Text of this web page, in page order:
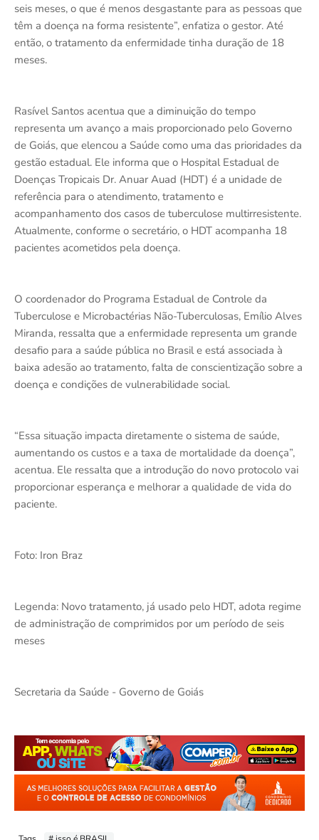
seis meses, o que é menos desgastante para as pessoas que
têm a doença na forma resistente”, enfatiza o gestor. Até
então, o tratamento da enfermidade tinha duração de 18
meses.
Rasível Santos acentua que a diminuição do tempo
representa um avanço a mais proporcionado pelo Governo
de Goiás, que elencou a Saúde como uma das prioridades da
gestão estadual. Ele informa que o Hospital Estadual de
Doenças Tropicais Dr. Anuar Auad (HDT) é a unidade de
referência para o atendimento, tratamento e
acompanhamento dos casos de tuberculose multirresistente.
Atualmente, conforme o secretário, o HDT acompanha 18
pacientes acometidos pela doença.
O coordenador do Programa Estadual de Controle da
Tuberculose e Microbactérias Não-Tuberculosas, Emílio Alves
Miranda, ressalta que a enfermidade representa um grande
desafio para a saúde pública no Brasil e está associada à
baixa adesão ao tratamento, falta de conscientização sobre a
doença e condições de vulnerabilidade social.
“Essa situação impacta diretamente o sistema de saúde,
aumentando os custos e a taxa de mortalidade da doença”,
acentua. Ele ressalta que a introdução do novo protocolo vai
proporcionar esperança e melhorar a qualidade de vida do
paciente.
Foto: Iron Braz
Legenda: Novo tratamento, já usado pelo HDT, adota regime
de administração de comprimidos por um período de seis
meses
Secretaria da Saúde - Governo de Goiás